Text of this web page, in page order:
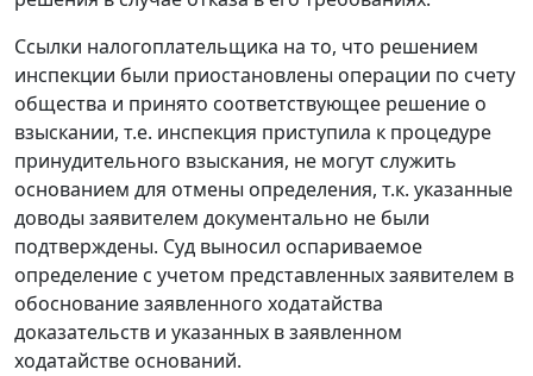
Ссылки налогоплательщика на то, что решением
инспекции были приостановлены операции по счету
общества и принято соответствующее решение о
взыскании, т.е. инспекция приступила к процедуре
принудительного взыскания, не могут служить
основанием для отмены определения, т.к. указанные
доводы заявителем документально не были
подтверждены. Суд выносил оспариваемое
определение с учетом представленных заявителем в
обоснование заявленного ходатайства
доказательств и указанных в заявленном
ходатайстве оснований.